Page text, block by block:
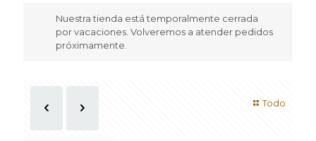
Nuestra tienda está temporalmente cerrada
por vacaciones. Volveremos a atender pedidos
próximamente.
Todo